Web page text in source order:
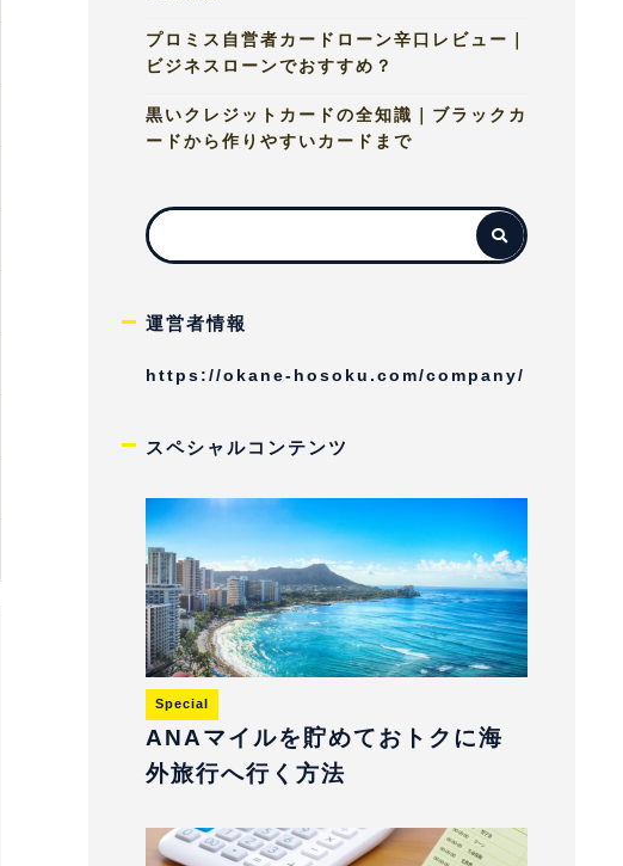
プロミス自営者カードローン辛口レビュー｜
ビジネスローンでおすすめ？
黒いクレジットカードの全知識｜ブラックカ
ードから作りやすいカードまで
運営者情報
https://okane-hosoku.com/company/
スペシャルコンテンツ
Special
ANAマイルを貯めておトクに海
外旅行へ行く方法